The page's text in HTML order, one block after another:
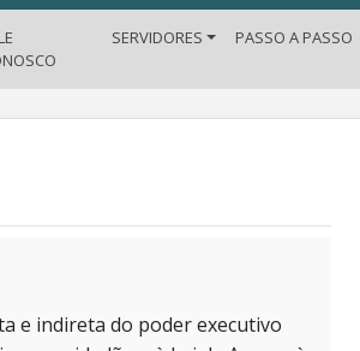
SERVIDORES PASSO A PASSO
e indireta do poder executivo